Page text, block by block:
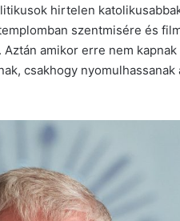
hirtelen
szentmisére és
amikor erre nem
csakhogy nyomulhassanak